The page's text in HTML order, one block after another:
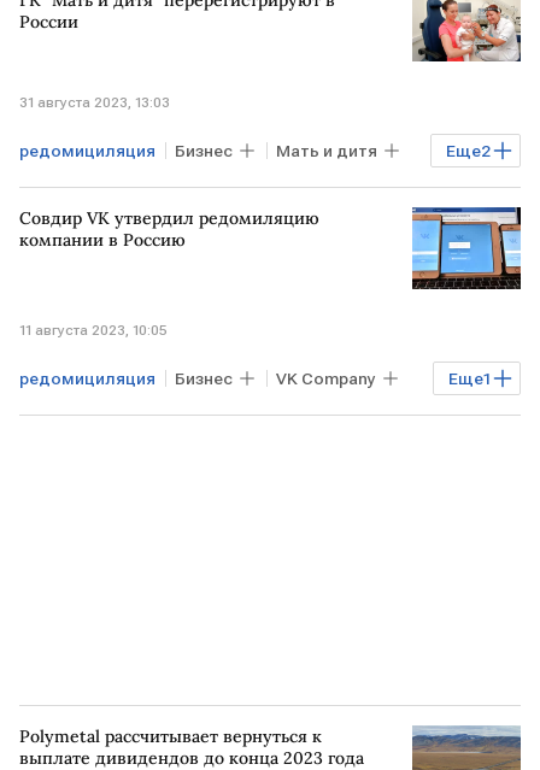
РОССИЯ
России
31 августа 2023, 13:03
Еще2
редомициляция Бизнес Мать и дитя
КИПР РОССИЯ
Совдир VK утвердил редомиляцию
компании в Россию
11 августа 2023, 10:05
Еще1
редомициляция Бизнес VK Company
РОССИЯ
Polymetal рассчитывает вернуться к
выплате дивидендов до конца 2023 года